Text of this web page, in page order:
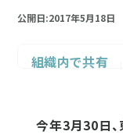
公開日:2017年5月18日
組織内で共有
今年3月30日、